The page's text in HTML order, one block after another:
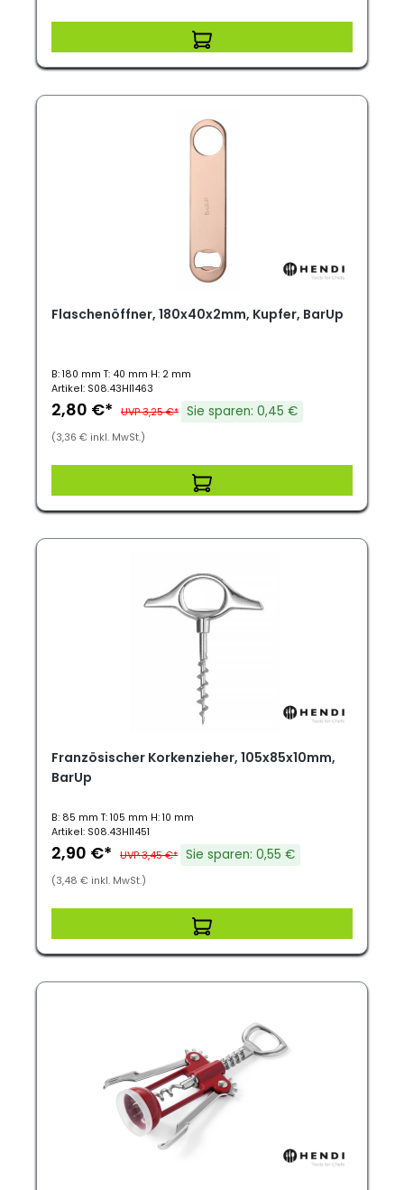
Flaschenöffner, 180x40x2mm, Kupfer, BarUp
B: 180 mm T: 40 mm H: 2 mm
Artikel: S08.43HI1463
2,80 €* UVP 3,25 €* Sie sparen: 0,45 €
(3,36 € inkl. MwSt.)
Französischer Korkenzieher, 105x85x10mm,
BarUp
B: 85 mm T: 105 mm H: 10 mm
Artikel: S08.43HI1451
2,90 €* UVP 3,45 €* Sie sparen: 0,55 €
(3,48 € inkl. MwSt.)